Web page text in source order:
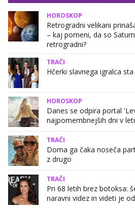
HOROSKOP
Retrogradni velikani
– kaj pomeni, da so
retrogradni?
TRAČI
Hčerki slavnega igralca
HOROSKOP
Danes se odpira portal
najpomembnejših dni v
TRAČI
Doma ga čaka noseča
z drugo
TRAČI
Pri 68 letih brez botoksa:
naravni videz in videti je